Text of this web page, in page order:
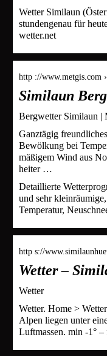
Wetter Similaun
stundengenau für
wetter.net
http ://www.metgis.com
Similaun
Bergwetter Similaun |
Ganztägig
Bewölkung bei
mäßigem Wind aus
heiter …
Detaillierte
und sehr
Temperatur,
http s://
Wetter –
Wetter
Wetter. Home >
Alpen liegen unter
Luftmassen. min -1°